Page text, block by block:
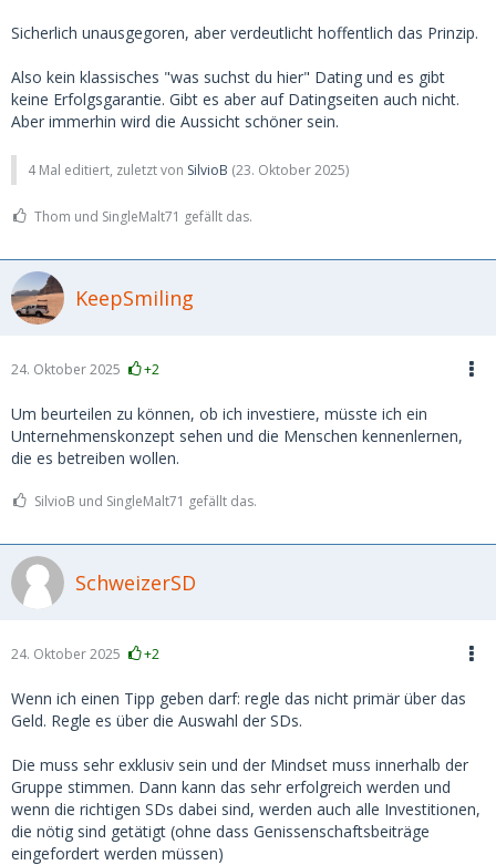
Sicherlich unausgegoren, aber verdeutlicht hoffentlich das Prinzip.
Also kein klassisches "was suchst du hier" Dating und es gibt
keine Erfolgsgarantie. Gibt es aber auf Datingseiten auch nicht.
Aber immerhin wird die Aussicht schöner sein.
4 Mal editiert, zuletzt von SilvioB (23. Oktober 2025)
Thom und SingleMalt71 gefällt das.
KeepSmiling
24. Oktober 2025 +2
Um beurteilen zu können, ob ich investiere, müsste ich ein
Unternehmenskonzept sehen und die Menschen kennenlernen,
die es betreiben wollen.
SilvioB und SingleMalt71 gefällt das.
SchweizerSD
24. Oktober 2025 +2
Wenn ich einen Tipp geben darf: regle das nicht primär über das
Geld. Regle es über die Auswahl der SDs.
Die muss sehr exklusiv sein und der Mindset muss innerhalb der
Gruppe stimmen. Dann kann das sehr erfolgreich werden und
wenn die richtigen SDs dabei sind, werden auch alle Investitionen,
die nötig sind getätigt (ohne dass Genissenschaftsbeiträge
eingefordert werden müssen)